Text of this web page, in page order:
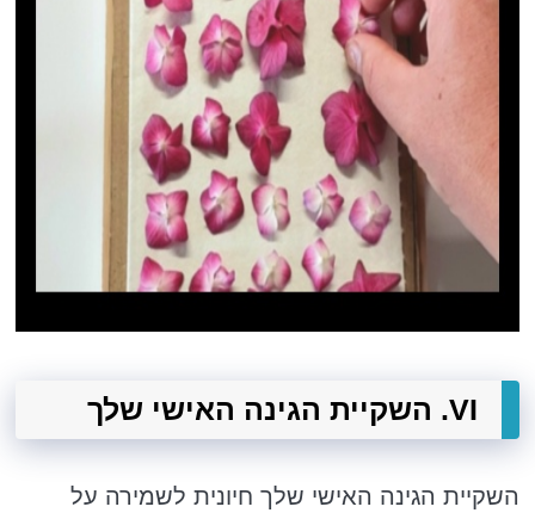
VI. השקיית הגינה האישי שלך
השקיית הגינה האישי שלך חיונית לשמירה על